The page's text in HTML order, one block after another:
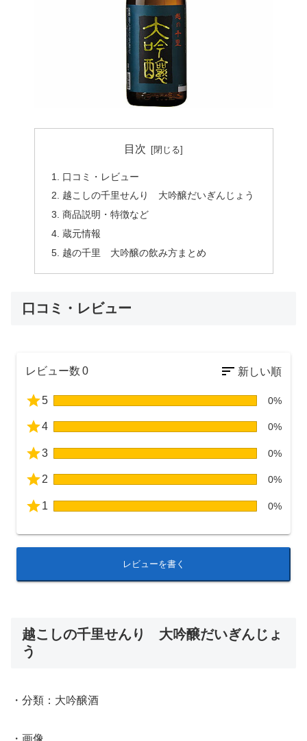
目次
口コミ・レビュー
越こしの千里せんり 大吟醸だいぎんじょう
商品説明・特徴など
蔵元情報
越の千里 大吟醸の飲み方まとめ
口コミ・レビュー
レビュー数 0
5 0%
4 0%
3 0%
2 0%
1 0%
レビューを書く
越こしの千里せんり 大吟醸だいぎんじょ
う
・分類：大吟醸酒